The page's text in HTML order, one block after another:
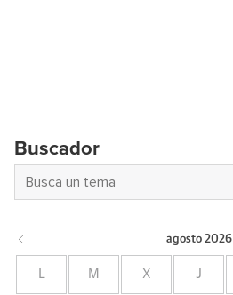
Buscador
agosto 2026
L M X J